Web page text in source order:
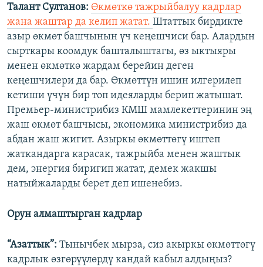
Талант Султанов: Өкмөткө тажрыйбалуу кадрлар
жана жаштар да келип жатат. Штаттык бирдикте
азыр өкмөт башчынын үч кеңешчиси бар. Алардын
сырткары коомдук башталыштагы, өз ыктыяры
менен өкмөткө жардам берейин деген
кеңешчилери да бар. Өкмөттүн ишин илгерилеп
кетиши үчүн бир топ идеяларды берип жатышат.
Премьер-министрибиз КМШ мамлекеттеринин эң
жаш өкмөт башчысы, экономика министрибиз да
абдан жаш жигит. Азыркы өкмөттөгү иштеп
жаткандарга карасак, тажрыйба менен жаштык
дем, энергия биригип жатат, демек жакшы
натыйжаларды берет деп ишенебиз.
Орун алмаштырган кадрлар
“Азаттык”: Тынычбек мырза, сиз акыркы өкмөттөгү
кадрлык өзгөрүүлөрдү кандай кабыл алдыңыз?